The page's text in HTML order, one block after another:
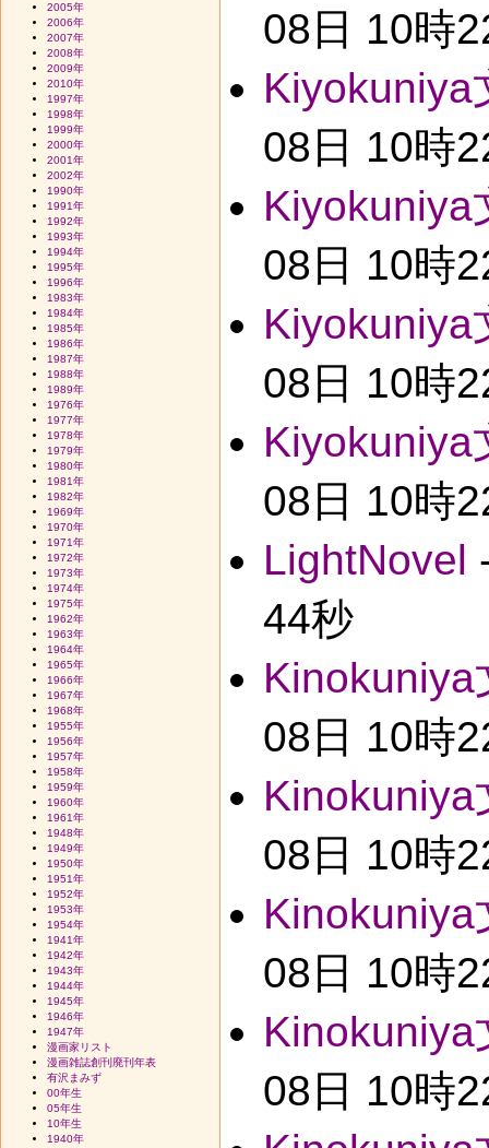
08日 10時
Kiyokuniya
08日 10時
Kiyokuniya
08日 10時
Kiyokuniya
08日 10時
Kiyokuniya
08日 10時
LightNovel
44秒
08日 10時
08日 10時
08日 10時
08日 10時
2005年
2006年
2007年
2008年
2009年
2010年
1997年
1998年
1999年
2000年
2001年
2002年
1990年
1991年
1992年
1993年
1994年
1995年
1996年
1983年
1984年
1985年
1986年
1987年
1988年
1989年
1976年
1977年
1978年
1979年
1980年
1981年
1982年
1969年
1970年
1971年
1972年
1973年
1974年
1975年
1962年
1963年
1964年
1965年
1966年
1967年
1968年
1955年
1956年
1957年
1958年
1959年
1960年
1961年
1948年
1949年
1950年
1951年
1952年
1953年
1954年
1941年
1942年
1943年
1944年
1945年
1946年
1947年
漫画家リスト
漫画雑誌創刊廃刊年表
有沢まみず
00年生
05年生
10年生
1940年